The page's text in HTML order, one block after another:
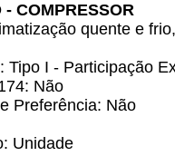
- COMPRESSOR
quente e
Tipo I - Participação
Não
Preferência: Não
Unidade